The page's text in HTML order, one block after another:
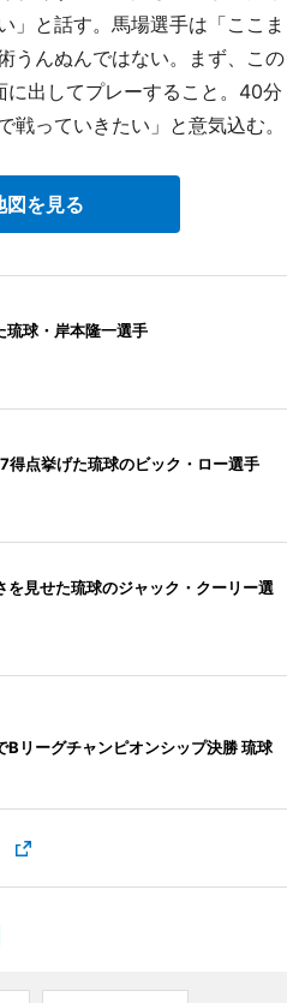
」と話す。馬場選手は「ここま
うんぬんではない。まず、この
出してプレーすること。40分
戦っていきたい」と意気込む。
図を見る
琉球・岸本隆一選手
得点挙げた琉球のビック・ロー選手
を見せた琉球のジャック・クーリー選
Bリーグチャンピオンシップ決勝 琉球